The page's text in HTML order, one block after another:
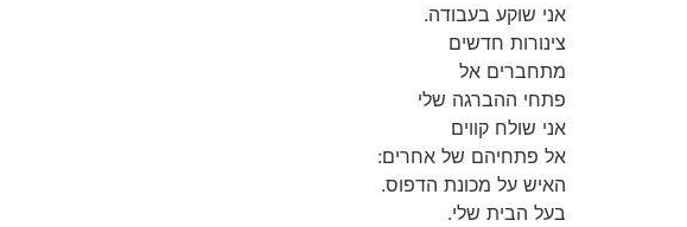
אני שוקע בעבודה.
צינורות חדשים
מתחברים אל
פתחי ההברגה שלי
אני שולח קווים
אל פתחיהם של אחרים:
האיש על מכונת הדפוס.
בעל הבית שלי.